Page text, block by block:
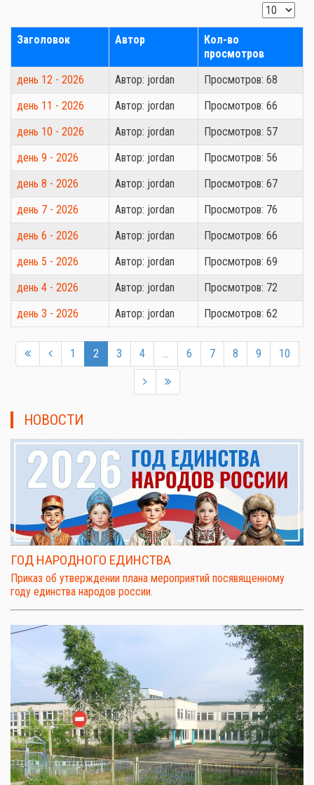
Заголовок Автор
Кол-во
просмотров
день 12 - 2026
Автор: jordan
Просмотров: 68
день 11 - 2026
Автор: jordan
Просмотров: 66
день 10 - 2026
Автор: jordan
Просмотров: 57
день 9 - 2026
Автор: jordan
Просмотров: 56
день 8 - 2026
Автор: jordan
Просмотров: 67
день 7 - 2026
Автор: jordan
Просмотров: 76
день 6 - 2026
Автор: jordan
Просмотров: 66
день 5 - 2026
Автор: jordan
Просмотров: 69
день 4 - 2026
Автор: jordan
Просмотров: 72
день 3 - 2026
Автор: jordan Просмотров: 62
1 2 3 4 ... 6 7 8 9 10
НОВОСТИ
ГОД НАРОДНОГО ЕДИНСТВА
Приказ об утверждении плана мероприятий посявященному
году единства народов россии.